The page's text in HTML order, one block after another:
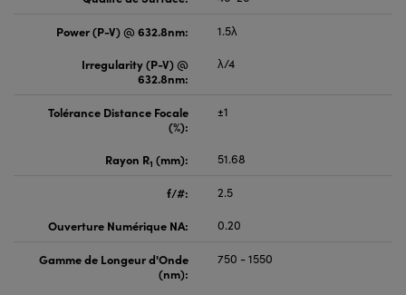
Power (P-V) @ 632.8nm:
1.5λ
Irregularity (P-V) @
632.8nm:
λ/4
Tolérance Distance Focale
(%):
±1
Rayon R1 (mm): 51.68
f/#:
2.5
Ouverture Numérique NA:
0.20
Gamme de Longeur d'Onde
(nm):
750 - 1550